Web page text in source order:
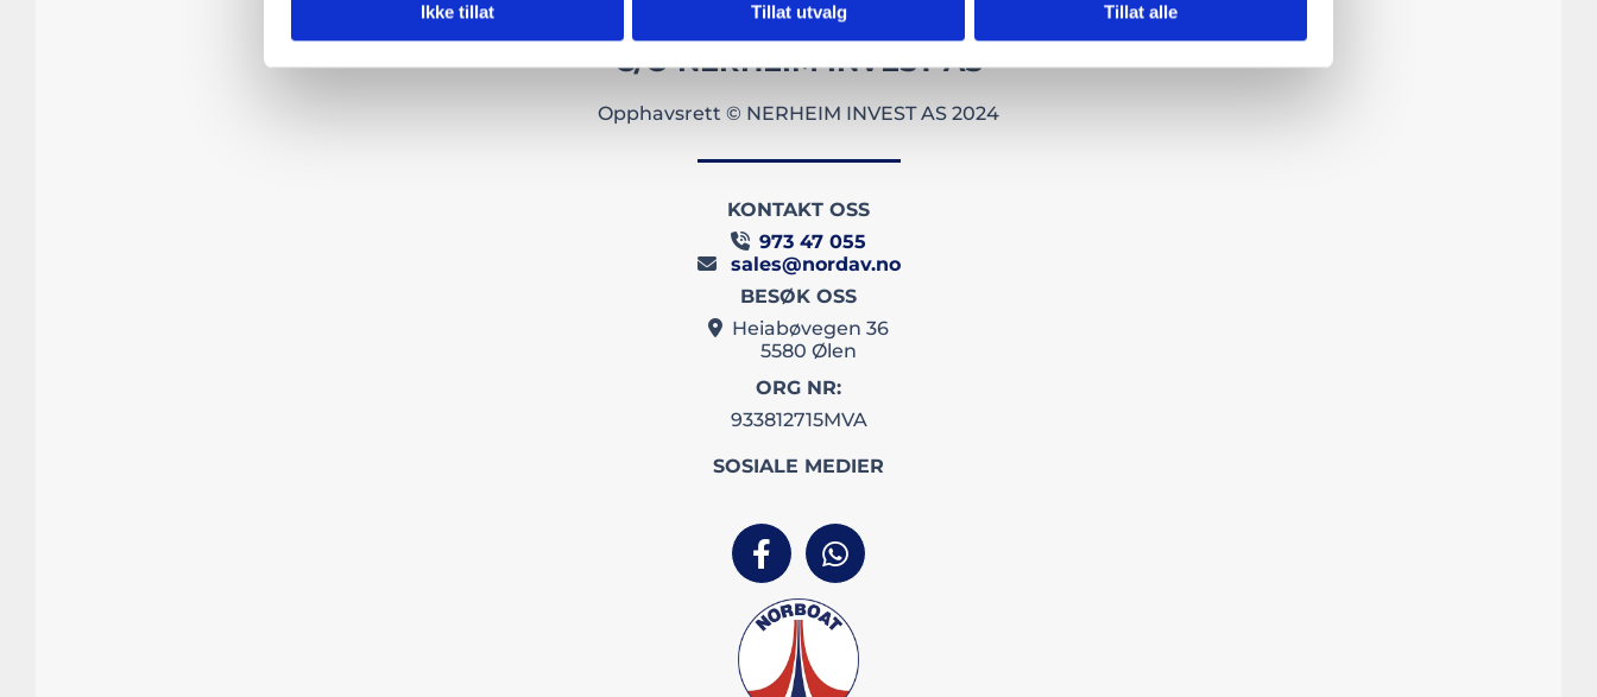
Ikke tillat Tillat utvalg Tillat alle
C/O NERHEIM INVEST AS
Opphavsrett © NERHEIM INVEST AS 2024
KONTAKT OSS
 973 47 055

sales@nordav.no
BESØK OSS
 Heiabøvegen 36
5580 Ølen
ORG NR:
933812715MVA
SOSIALE MEDIER